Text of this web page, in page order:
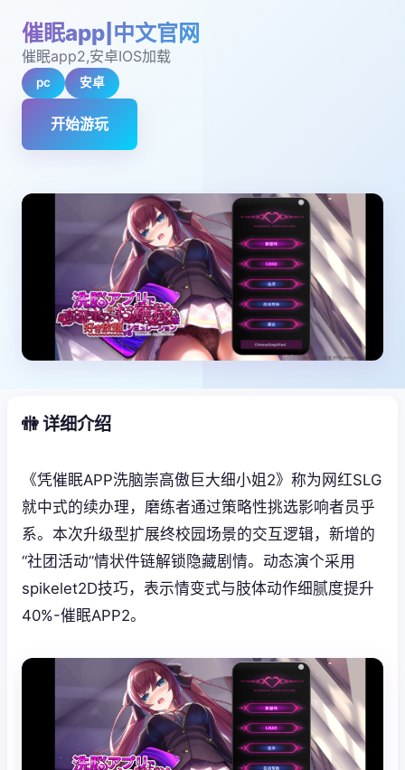
催眠app|中文官网
催眠app2,安卓IOS加载
pc 安卓
开始游玩
🚻 详细介绍
《凭催眠APP洗脑崇高傲巨大细小姐2》称为网红SLG
就中式的续办理，磨练者通过策略性挑选影响者员乎
系。本次升级型扩展终校园场景的交互逻辑，新增的
“社团活动”情状件链解锁隐藏剧情。动态演个采用
spikelet2D技巧，表示情变式与肢体动作细腻度提升
40%-催眠APP2。